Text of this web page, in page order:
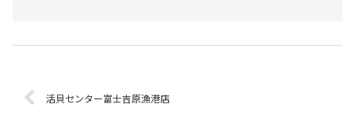
活貝センター富士吉原漁港店